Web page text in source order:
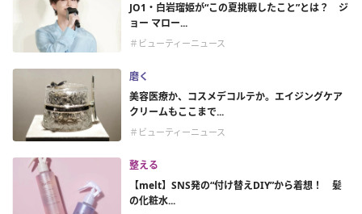
JO1・白岩瑠姫が“この夏挑戦したこと”とは？ ジ
ョー マロー...
＃ビューティーニュース
磨く
美容医療か、コスメデコルテか。エイジングケア
クリームもここまで...
＃ビューティーニュース
整える
【melt】SNS発の“付け替えDIY”から着想！ 髪
の化粧水...